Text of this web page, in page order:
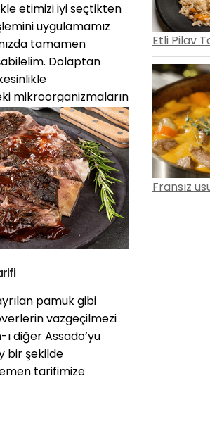
etimizi iyi seçtikten
uygulamamız
tamamen
Dolaptan
mikroorganizmaların
için oda
Bu nedenle etlerimizi
gelmesini
pamuk gibi
vazgeçilmezi
diğer Assado’yu
bir şekilde
tarifimize
Etli Pilav
Fransız